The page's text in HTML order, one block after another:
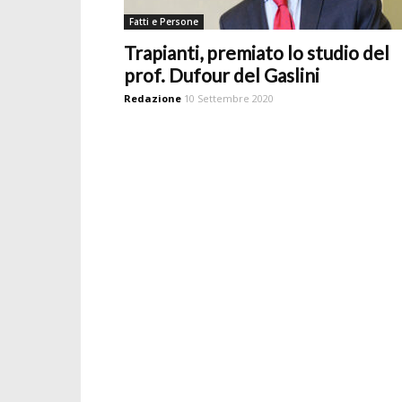
Fatti e Persone
Trapianti, premiato lo studio del
prof. Dufour del Gaslini
Redazione 10 Settembre 2020